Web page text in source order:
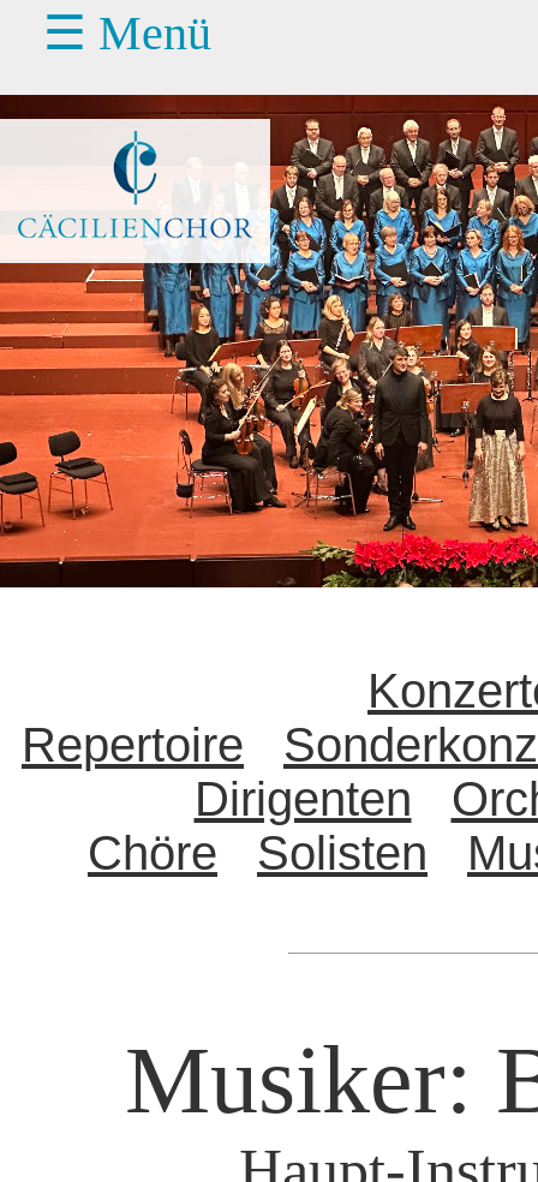
☰ Menü
Repertoire
Dirigenten
Chöre
Solisten
Musiker: